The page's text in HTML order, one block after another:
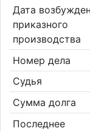
Дата
приказного
производства
Номер дела
Судья
Сумма долга
Последнее